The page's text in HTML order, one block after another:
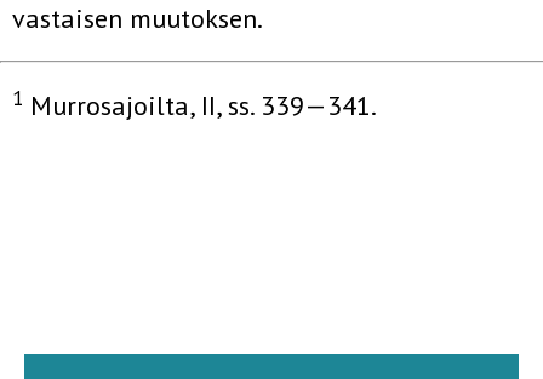
vastaisen muutoksen.
1 Murrosajoilta, II, ss. 339—341.